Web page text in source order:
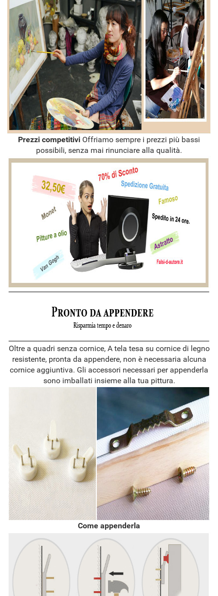
Prezzi competitivi Offriamo sempre i prezzi più bassi
possibili, senza mai rinunciare alla qualità.
Oltre a quadri senza cornice, A tela tesa su cornice di legno
resistente, pronta da appendere, non è necessaria alcuna
cornice aggiuntiva. Gli accessori necessari per appenderla
sono imballati insieme alla tua pittura.
Come appenderla